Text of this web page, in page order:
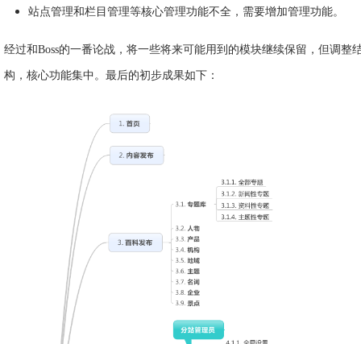
站点管理和栏目管理等核心管理功能不全，需要增加管理功能。
经过和Boss的一番论战，将一些将来可能用到的模块继续保留，但调整
构，核心功能集中。最后的初步成果如下：